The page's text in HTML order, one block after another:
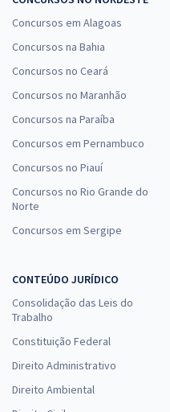
Concursos em Alagoas
Concursos na Bahia
Concursos no Ceará
Concursos no Maranhão
Concursos na Paraíba
Concursos em Pernambuco
Concursos no Piauí
Concursos no Rio Grande do
Norte
Concursos em Sergipe
CONTEÚDO JURÍDICO
Consolidação das Leis do
Trabalho
Constituição Federal
Direito Administrativo
Direito Ambiental